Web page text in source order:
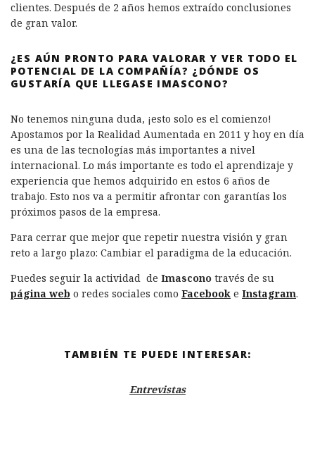
clientes. Después de 2 años hemos extraído conclusiones
de gran valor.
¿ES AÚN PRONTO PARA VALORAR Y VER TODO EL
POTENCIAL DE LA COMPAÑÍA? ¿DÓNDE OS
GUSTARÍA QUE LLEGASE IMASCONO?
No tenemos ninguna duda, ¡esto solo es el comienzo!
Apostamos por la Realidad Aumentada en 2011 y hoy en día
es una de las tecnologías más importantes a nivel
internacional. Lo más importante es todo el aprendizaje y
experiencia que hemos adquirido en estos 6 años de
trabajo. Esto nos va a permitir afrontar con garantías los
próximos pasos de la empresa.
Para cerrar que mejor que repetir nuestra visión y gran
reto a largo plazo: Cambiar el paradigma de la educación.
Puedes seguir la actividad de Imascono través de su
página web o redes sociales como Facebook e Instagram.
TAMBIÉN TE PUEDE INTERESAR:
Entrevistas